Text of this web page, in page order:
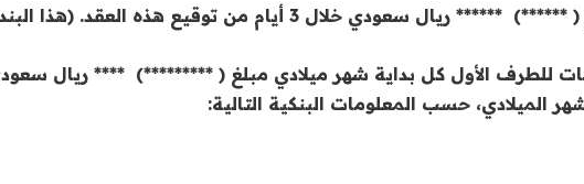
3 أيام من توقيع هذه العقد. (هذا البند لاينطبق)
للطرف الأول كل بداية شهر ميلادي مبلغ ( *********) **** ريال